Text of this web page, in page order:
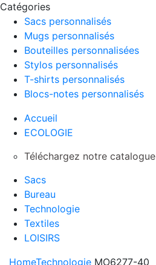
Catégories
Sacs personnalisés
Mugs personnalisés
Bouteilles personnalisées
Stylos personnalisés
T-shirts personnalisés
Blocs-notes personnalisés
Accueil
ECOLOGIE
Téléchargez notre catalogue
Sacs
Bureau
Technologie
Textiles
LOISIRS
HomeTechnologie MO6277-40